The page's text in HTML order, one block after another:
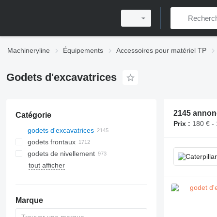
Machineryline Équipements Accessoires pour matériel TP
Godets d'excavatrices
Catégorie
godets d'excavatrices
godets frontaux
godets de nivellement
tout afficher
Marque
2145
Prix : 180 € -